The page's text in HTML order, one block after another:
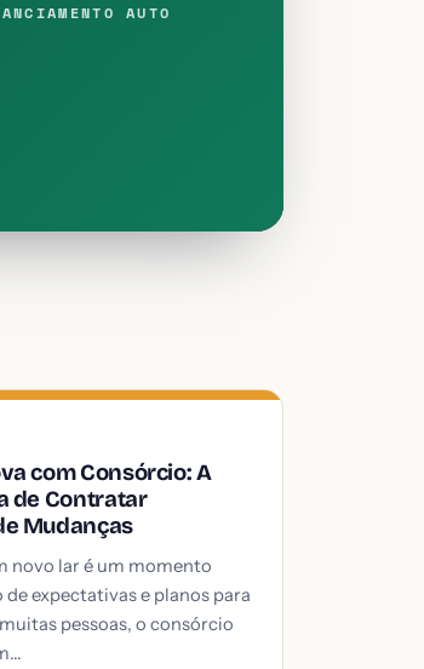
AUTO
com Consórcio: A
de Contratar
Mudanças
novo lar é um momento
de expectativas e planos para
pessoas, o consórcio